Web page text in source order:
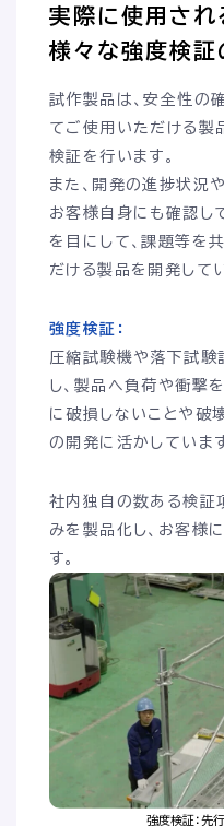
「ものつくり」は、創
追求しています。
お客様のニーズに応え
続け、
安心の実現へと向きあ
実際に使用され
様々な強度検証
試作製品は、安全性の
てご使用いただける製
検証を行います。
また、開発の進捗状況
お客様自身にも確認し
を目にして、課題等を
だける製品を開発してい
強度検証：
圧縮試験機や落下試験
し、製品へ負荷や衝撃
に破損しないことや破
の開発に活かしています
社内独自の数ある検証
みを製品化し、お客様
す。
強度検証：先